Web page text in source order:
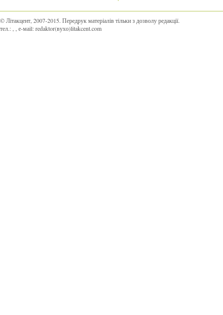
© Літакцент, 2007-2015. Передрук матеріалів тільки з дозволу редакції.
тел.:
, е-маіl:redaktor(вухо)litakcent.com